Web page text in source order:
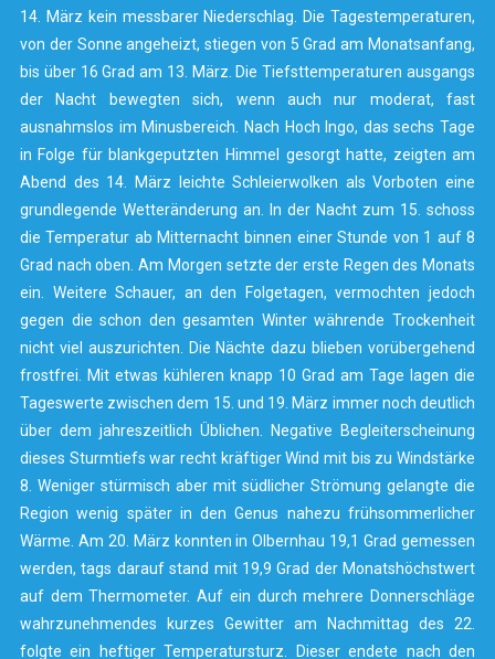
14. März kein messbarer Niederschlag. Die Tagestemperaturen,
von der Sonne angeheizt, stiegen von 5 Grad am Monatsanfang,
bis über 16 Grad am 13. März. Die Tiefsttemperaturen ausgangs
der Nacht bewegten sich, wenn auch nur moderat, fast
ausnahmslos im Minusbereich. Nach Hoch Ingo, das sechs Tage
in Folge für blankgeputzten Himmel gesorgt hatte, zeigten am
Abend des 14. März leichte Schleierwolken als Vorboten eine
grundlegende Wetteränderung an. In der Nacht zum 15. schoss
die Temperatur ab Mitternacht binnen einer Stunde von 1 auf 8
Grad nach oben. Am Morgen setzte der erste Regen des Monats
ein. Weitere Schauer, an den Folgetagen, vermochten jedoch
gegen die schon den gesamten Winter währende Trockenheit
nicht viel auszurichten. Die Nächte dazu blieben vorübergehend
frostfrei. Mit etwas kühleren knapp 10 Grad am Tage lagen die
Tageswerte zwischen dem 15. und 19. März immer noch deutlich
über dem jahreszeitlich Üblichen. Negative Begleiterscheinung
dieses Sturmtiefs war recht kräftiger Wind mit bis zu Windstärke
8. Weniger stürmisch aber mit südlicher Strömung gelangte die
Region wenig später in den Genus nahezu frühsommerlicher
Wärme. Am 20. März konnten in Olbernhau 19,1 Grad gemessen
werden, tags darauf stand mit 19,9 Grad der Monatshöchstwert
auf dem Thermometer. Auf ein durch mehrere Donnerschläge
wahrzunehmendes kurzes Gewitter am Nachmittag des 22.
folgte ein heftiger Temperatursturz. Dieser endete nach den